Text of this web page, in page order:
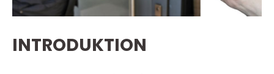
INTRODUKTION